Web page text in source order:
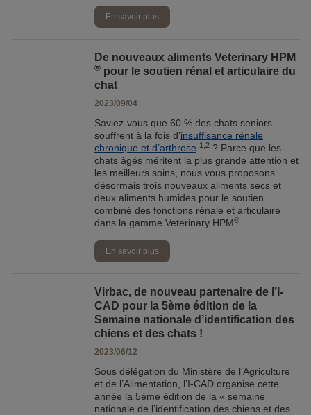
En savoir plus
De nouveaux aliments Veterinary HPM
® pour le soutien rénal et articulaire du
chat
2023/09/04
Saviez-vous que 60 % des chats seniors
souffrent à la fois d’insuffisance rénale
chronique et d’arthrose 1,2 ? Parce que les
chats âgés méritent la plus grande attention et
les meilleurs soins, nous vous proposons
désormais trois nouveaux aliments secs et
deux aliments humides pour le soutien
combiné des fonctions rénale et articulaire
dans la gamme Veterinary HPM®
En savoir plus
Virbac, de nouveau partenaire de l’I-
CAD pour la 5ème édition de la
Semaine nationale d’identification des
chiens et des chats !
2023/06/12
Sous délégation du Ministère de l’Agriculture
et de l’Alimentation, l’I-CAD organise cette
année la 5ème édition de la « semaine
nationale de l’identification des chiens et des